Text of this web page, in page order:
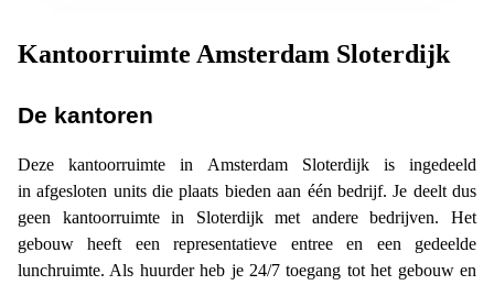
Kantoorruimte Amsterdam Sloterdijk
De kantoren
Deze kantoorruimte in Amsterdam Sloterdijk is ingedeeld
in afgesloten units die plaats bieden aan één bedrijf. Je deelt dus
geen kantoorruimte in Sloterdijk met andere bedrijven. Het
gebouw heeft een representatieve entree en een gedeelde
lunchruimte. Als huurder heb je 24/7 toegang tot het gebouw en